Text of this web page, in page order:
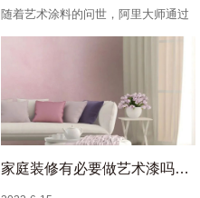
随着艺术涂料的问世，阿里大师通过
技术创新不断积累...
家庭装修有必要做艺术漆吗？原因有哪些